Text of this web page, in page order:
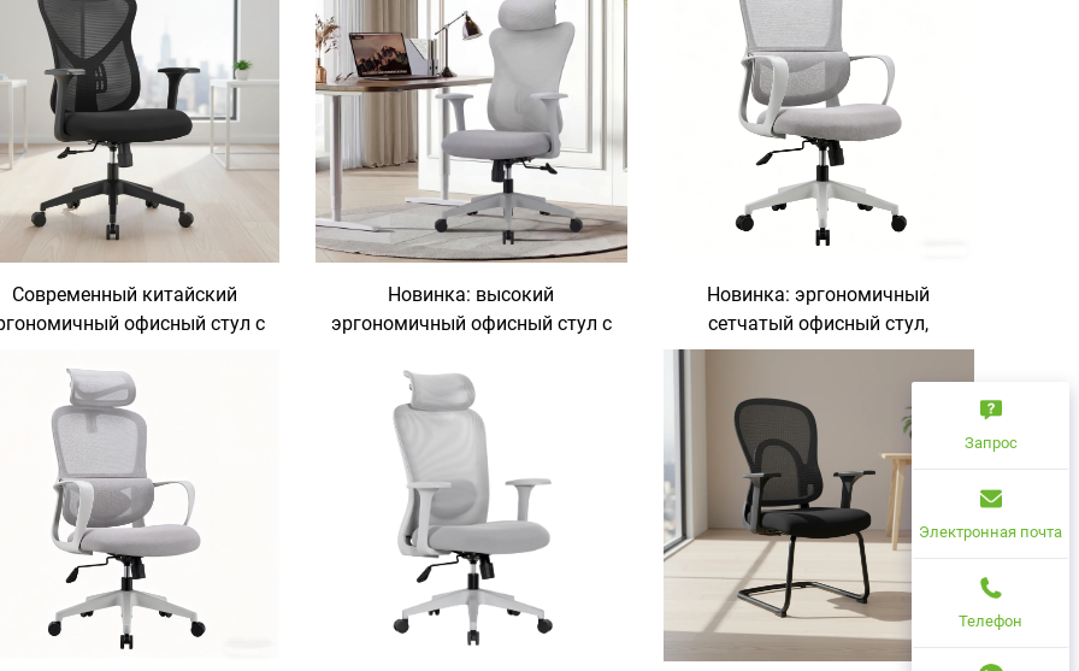
Современный китайский
офисный стул с
за компьютером, офисные
офисная мебель для
рабочего стола, комплект
«стол и стул»
Новинка: высокий
эргономичный офисный стул с
оптовая продажа с завода,
производитель современных
компьютерных стульев,
офисные стулья
Новинка: эргономичный
сетчатый офисный стул,
современный стул с
регулируемым наклоном для
офисной мебели и рабочих
столов
Запрос
Электронная почта
Телефон